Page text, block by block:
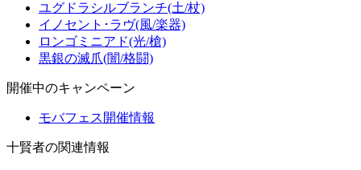
ユグドラシルブランチ(土/杖)
イノセント･ラヴ(風/楽器)
ロンゴミニアド(光/槍)
黒銀の滅爪(闇/格闘)
開催中のキャンペーン
モバフェス開催情報
十賢者の関連情報